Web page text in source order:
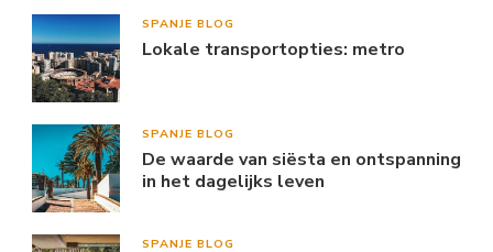
SPANJE BLOG
Lokale transportopties: metro
SPANJE BLOG
De waarde van siësta en ontspanning
in het dagelijks leven
SPANJE BLOG